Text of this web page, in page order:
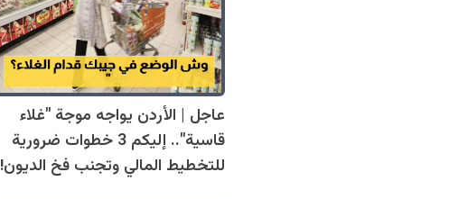
عاجل | الأردن يواجه موجة "غلاء
قاسية".. إليكم 3 خطوات ضرورية
للتخطيط المالي وتجنب فخ الديون!